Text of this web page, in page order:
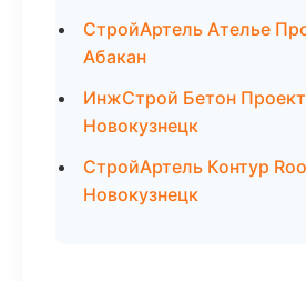
СтройАртель Ателье
Абакан
ИнжСтрой Бетон
Новокузнецк
СтройАртель Контур
Новокузнецк